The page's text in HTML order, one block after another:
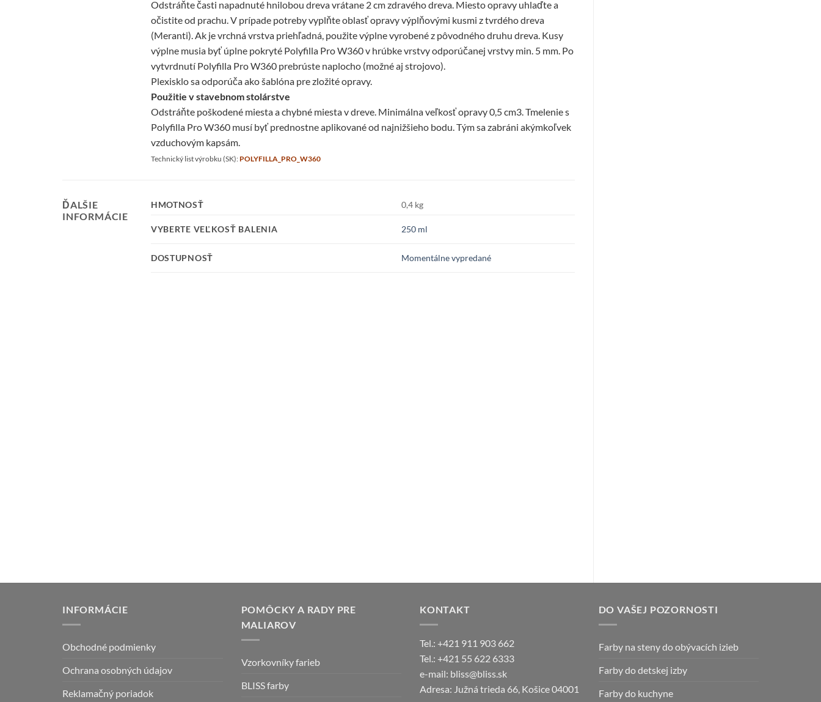
Odstráňte časti napadnuté hnilobou dreva vrátane 2 cm zdravého dreva. Miesto opravy uhlaďte a
očistite od prachu. V prípade potreby vyplňte oblasť opravy výplňovými kusmi z tvrdého dreva
(Meranti). Ak je vrchná vrstva priehľadná, použite výplne vyrobené z pôvodného druhu dreva. Kusy
výplne musia byť úplne pokryté Polyfilla Pro W360 v hrúbke vrstvy odporúčanej vrstvy min. 5 mm. Po
vytvrdnutí Polyfilla Pro W360 prebrúste naplocho (možné aj strojovo).
Plexisklo sa odporúča ako šablóna pre zložité opravy.
Použitie v stavebnom stolárstve
Odstráňte poškodené miesta a chybné miesta v dreve. Minimálna veľkosť opravy 0,5 cm3. Tmelenie s
Polyfilla Pro W360 musí byť prednostne aplikované od najnižšieho bodu. Tým sa zabráni akýmkoľvek
vzduchovým kapsám.
Technický list výrobku (SK): POLYFILLA_PRO_W360
ĎALŠIE
INFORMÁCIE
HMOTNOSŤ 0,4 kg
VYBERTE VEĽKOSŤ BALENIA 250 ml
DOSTUPNOSŤ Momentálne vypredané
INFORMÁCIE
Obchodné podmienky
Ochrana osobných údajov
Reklamačný poriadok
POMÔCKY A RADY PRE
MALIAROV
Vzorkovníky farieb
BLISS farby
KONTAKT
Tel.: +421 911 903 662
Tel.: +421 55 622 6333
e-mail: bliss@bliss.sk
Adresa: Južná trieda 66, Košice 04001
DO VAŠEJ POZORNOSTI
Farby na steny do obývacích izieb
Farby do detskej izby
Farby do kuchyne